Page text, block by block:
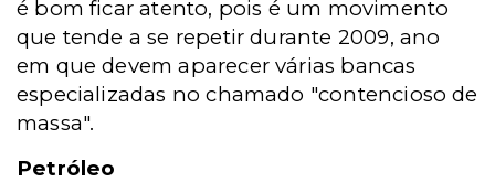
é bom ficar atento, pois é um movimento
que tende a se repetir durante 2009, ano
em que devem aparecer várias bancas
especializadas no chamado "contencioso de
massa".
Petróleo